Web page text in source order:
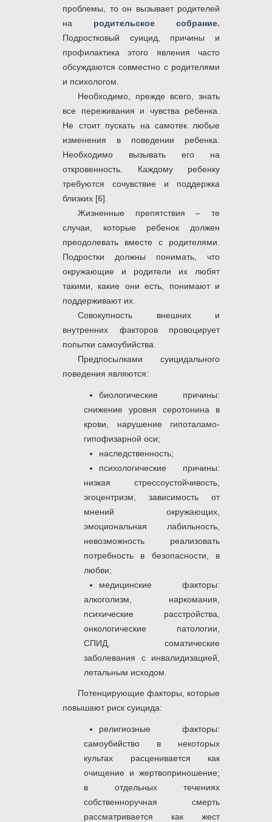
проблемы, то он вызывает родителей
на родительское собрание.
Подростковый суицид, причины и
профилактика этого явления часто
обсуждаются совместно с родителями
и психологом.
Необходимо, прежде всего, знать
все переживания и чувства ребенка.
Не стоит пускать на самотек любые
изменения в поведении ребенка.
Необходимо вызывать его на
откровенность. Каждому ребенку
требуются сочувствие и поддержка
близких [6].
Жизненные препятствия ‒ те
случаи, которые ребенок должен
преодолевать вместе с родителями.
Подростки должны понимать, что
окружающие и родители их любят
такими, какие они есть, понимают и
поддерживают их.
Совокупность внешних и
внутренних факторов провоцирует
попытки самоубийства.
Предпосылками суицидального
поведения являются:
биологические причины:
снижение уровня серотонина в
крови, нарушение гипоталамо-
гипофизарной оси;
наследственность;
психологические причины:
низкая стрессоустойчивость,
эгоцентризм, зависимость от
мнений окружающих,
эмоциональная лабильность,
невозможность реализовать
потребность в безопасности, в
любви;
медицинские факторы:
алкоголизм, наркомания,
психические расстройства,
онкологические патологии,
СПИД, соматические
заболевания с инвалидизацией,
летальным исходом.
Потенцирующие факторы, которые
повышают риск суицида:
религиозные факторы:
самоубийство в некоторых
культах расценивается как
очищение и жертвоприношение;
в отдельных течениях
собственноручная смерть
рассматривается как жест